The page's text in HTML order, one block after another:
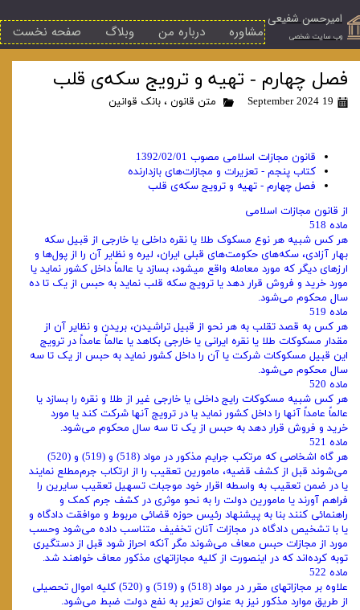
صفحه نخست وبلاگ درباره من مشاوره
امیرحسن شفیعی
​وب سایت شخصی
فصل چهارم - تهیه و ترویج سکه‌ی قلب
19 September 2024 متن قانون ، بانک قوانین
قانون مجازات اسلامی مصوب 1392/02/01
کتاب پنجم - تعزیرات و مجازات‌های بازدارنده
فصل چهارم - تهیه و ترویج سکه‌ی قلب
از قانون مجازات اسلامی
ماده 518
هر کس شبیه هر نوع مسکوک طلا یا نقره داخلی یا خارجی از قبیل سکه
بهار آزادی، سکه‌های حکومت‌های قبلی ایران، لیره و نظایر آن را از پول‌ها و
ارزهای دیگر که مورد معامله واقع میشود، بسازد یا عالماً داخل کشور نماید یا
مورد خرید و فروش قرار دهد یا ترویج سکه قلب نماید به حبس از یک تا ده
سال محکوم می‌شود.
ماده 519
هر کس به قصد تقلب به هر نحو از قبیل تراشیدن، بریدن و نظایر آن از
مقدار مسکوکات طلا یا نقره ایرانی یا خارجی بکاهد یا عالماً عامداً‌ در ترویج
این قبیل مسکوکات شرکت یا آن را داخل کشور نماید به حبس از یک تا سه
سال محکوم می‌شود.
ماده 520
هر کس شبیه مسکوکات رایج داخلی یا خارجی غیر از طلا و نقره را بسازد یا
عالماً عامداً آنها را داخل کشور نماید یا در ترویج آنها‌ شرکت کند یا مورد
خرید و فروش قرار دهد به حبس از یک تا سه سال محکوم می‌شود.
ماده 521
هر گاه اشخاصی که مرتکب جرایم مذکور در مواد (518) و (519) و (520)
می‌شوند قبل از کشف قضیه، مامورین تعقیب را از ارتکاب جرم‌مطلع نمایند
یا در ضمن تعقیب به واسطه اقرار خود موجبات تسهیل تعقیب سایرین را
فراهم آورند یا مامورین دولت را به نحو موثری در کشف جرم‌ کمک و
راهنمائی کنند بنا به پیشنهاد رئیس حوزه قضائی مربوط و موافقت دادگاه و
یا با تشخیص دادگاه در مجازات آنان تخفیف متناسب داده می‌شود و‌حسب
مورد از مجازات حبس معاف می‌شوند مگر آنکه احراز شود قبل از دستگیری
توبه کرده‌اند که در اینصورت از کلیه مجازاتهای مذکور معاف‌ خواهند شد.
ماده 522
علاوه بر مجازاتهای مقرر در مواد (518) و (519) و (520) کلیه اموال تحصیلی
از طریق موارد مذکور نیز به عنوان تعزیر به نفع دولت ضبط‌ می‌شود.